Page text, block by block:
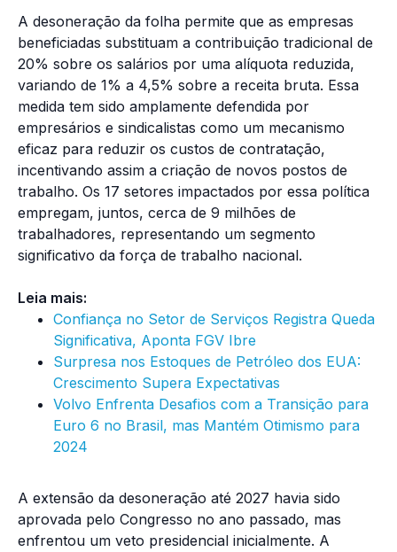
A desoneração da folha permite que as empresas
beneficiadas substituam a contribuição tradicional de
20% sobre os salários por uma alíquota reduzida,
variando de 1% a 4,5% sobre a receita bruta. Essa
medida tem sido amplamente defendida por
empresários e sindicalistas como um mecanismo
eficaz para reduzir os custos de contratação,
incentivando assim a criação de novos postos de
trabalho. Os 17 setores impactados por essa política
empregam, juntos, cerca de 9 milhões de
trabalhadores, representando um segmento
significativo da força de trabalho nacional.
Leia mais:
Confiança no Setor de Serviços Registra Queda
Significativa, Aponta FGV Ibre
Surpresa nos Estoques de Petróleo dos EUA:
Crescimento Supera Expectativas
Volvo Enfrenta Desafios com a Transição para
Euro 6 no Brasil, mas Mantém Otimismo para
2024
A extensão da desoneração até 2027 havia sido
aprovada pelo Congresso no ano passado, mas
enfrentou um veto presidencial inicialmente. A